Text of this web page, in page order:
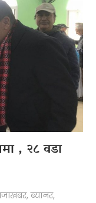
, २८ वडा
,ब्यानर,